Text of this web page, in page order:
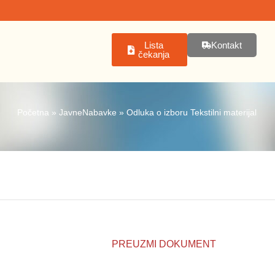
Lista
čekanja
Kontakt
Početna» JavneNabavke » Odluka o izboru Tekstilni materijal
PREUZMI DOKUMENT